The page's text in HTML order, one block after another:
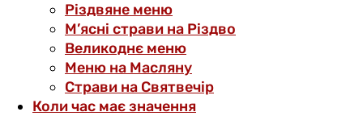
Різдвяне меню
М’ясні страви на Різдво
Великоднє меню
Меню на Масляну
Страви на Святвечір
Коли час має значення